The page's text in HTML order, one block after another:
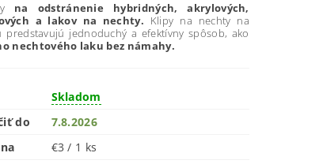
na odstránenie hybridných, akrylových,
a lakov na nechty. Klipy na nechty na
predstavujú jednoduchý a efektívny spôsob, ako
nechtového laku bez námahy.
Skladom
do
7.8.2026
€3 / 1 ks